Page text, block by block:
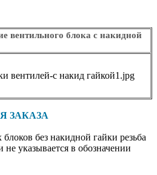
вентильного блока с накидной
ЗАКАЗА
без накидной гайки резьба
указывается в обозначении